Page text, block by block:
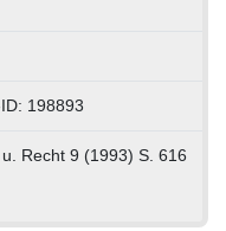
198893
Recht 9 (1993) S. 616